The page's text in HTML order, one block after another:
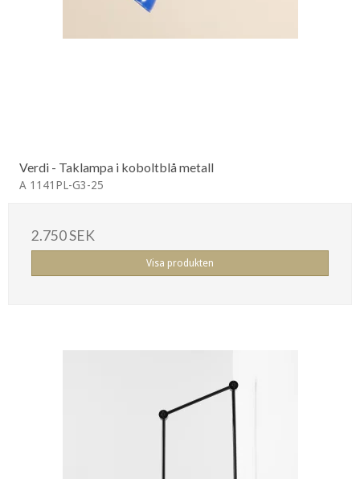
Verdi - Taklampa i koboltblå metall
A 1141PL-G3-25
2.750 SEK
Visa produkten